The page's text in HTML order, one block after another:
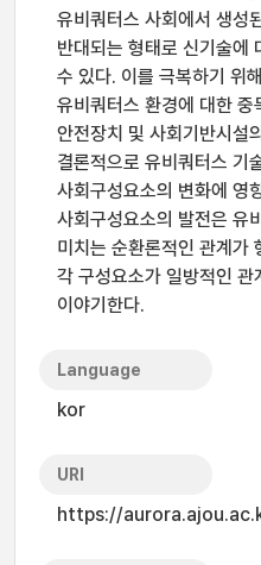
유비쿼터스 사회에서 생성
반대되는 형태로 신기술에
수 있다. 이를 극복하기 위
유비쿼터스 환경에 대한
안전장치 및 사회기반시설
결론적으로 유비쿼터스 기
사회구성요소의 변화에 영
사회구성요소의 발전은 유
미치는 순환론적인 관계가
각 구성요소가 일방적인
이야기한다.
Language
kor
URI
https://